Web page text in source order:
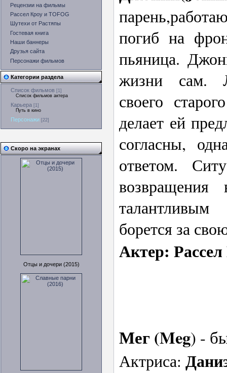
Рецензии на фильмы
Рассел Кроу и TOFOG
Шутехи от Растяпы
Гостевая книга
Наши баннеры
Друзья сайта
Персонажи фильмов
Категории раздела
Список фильмов [1]
Список фильмов актера
Карьера [1]
Путь в кино
Персонажи [22]
Скоро на экранах
Отцы и дочери (2015)
погиб на
пьяница.
жизни сам.
своего
делает ей
согласны,
ответом.
борется за
Актер:
Мег (Meg) -
Актриса: